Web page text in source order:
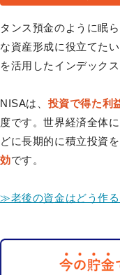
タンス預金のように眠
な資産形成に役立てた
を活用したインデック
NISAは、 投資で得た利
度です。世界経済全体
どに長期的に積立投資を
効です。
≫老後の資金はどう作